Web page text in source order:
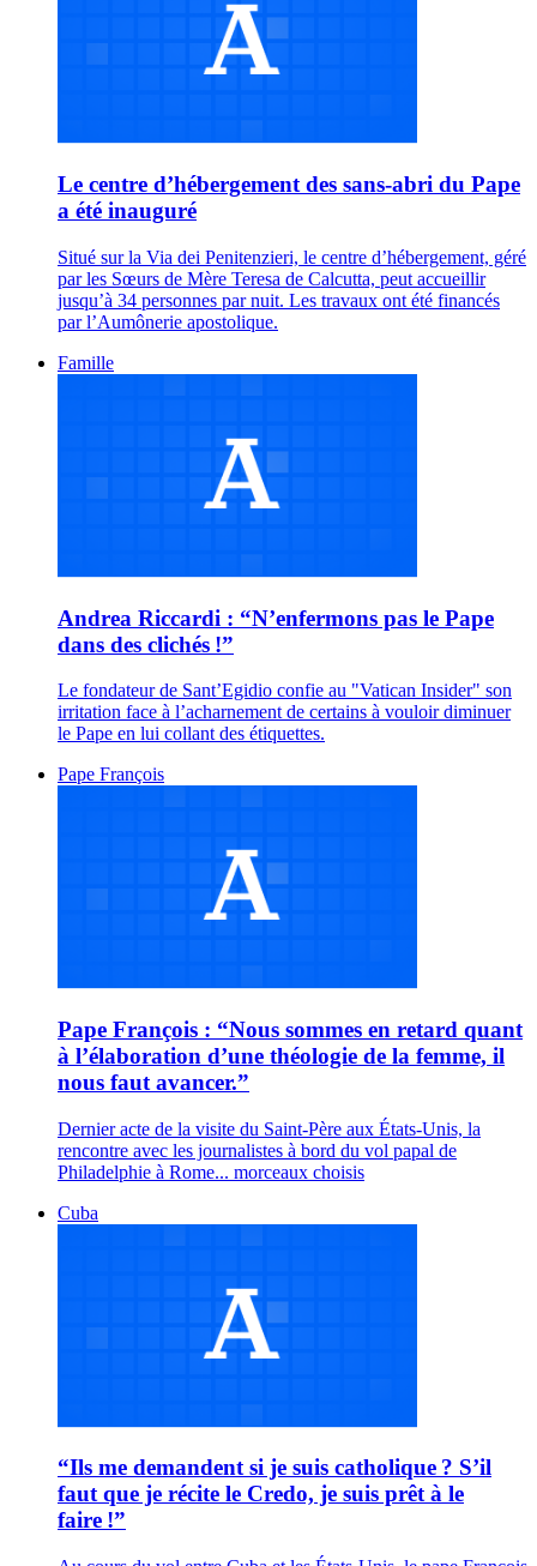
Le centre d’hébergement des sans-abri du Pape
a été inauguré
Situé sur la Via dei Penitenzieri, le centre d’hébergement, géré
par les Sœurs de Mère Teresa de Calcutta, peut accueillir
jusqu’à 34 personnes par nuit. Les travaux ont été financés
par l’Aumônerie apostolique.
Famille
Andrea Riccardi : “N’enfermons pas le Pape
dans des clichés !”
Le fondateur de Sant’Egidio confie au "Vatican Insider" son
irritation face à l’acharnement de certains à vouloir diminuer
le Pape en lui collant des étiquettes.
Pape François
Pape François : “Nous sommes en retard quant
à l’élaboration d’une théologie de la femme, il
nous faut avancer.”
Dernier acte de la visite du Saint-Père aux États-Unis, la
rencontre avec les journalistes à bord du vol papal de
Philadelphie à Rome... morceaux choisis
Cuba
“Ils me demandent si je suis catholique ? S’il
faut que je récite le Credo, je suis prêt à le
faire !”